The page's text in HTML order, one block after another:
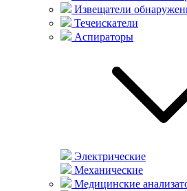
Извещатели
Течеискатели
Аспираторы
Электрические
Механические
Медицинские